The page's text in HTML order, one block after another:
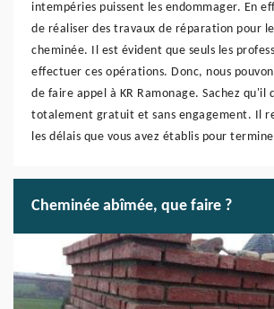
intempéries puissent les endommager. En
de réaliser des travaux de réparation pour
cheminée. Il est évident que seuls les
effectuer ces opérations. Donc, nous
de faire appel à KR Ramonage. Sachez qu'il
totalement gratuit et sans engagement. Il
les délais que vous avez établis pour
Cheminée abîmée, que faire ?